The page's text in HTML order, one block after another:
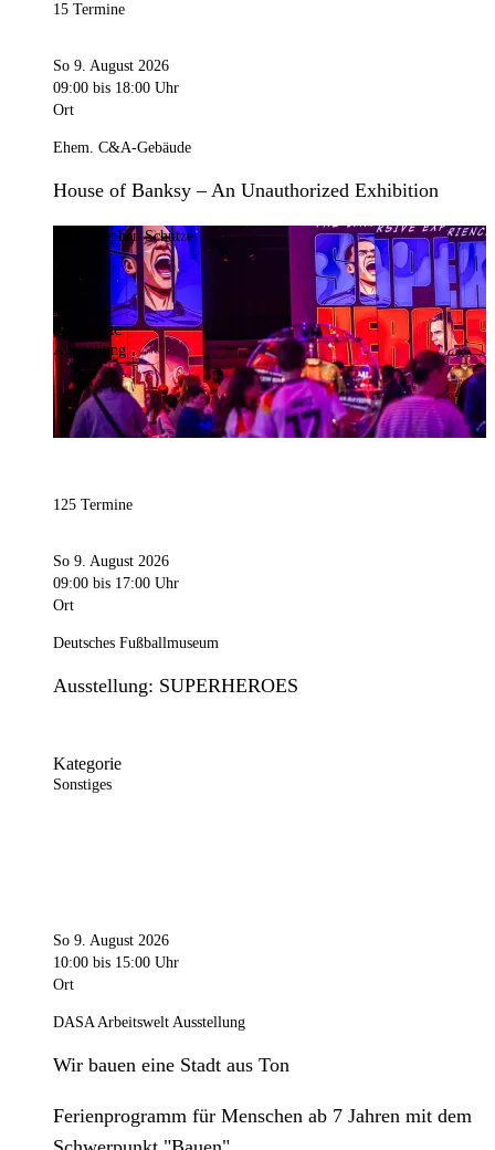
15 Termine
So 9. August 2026
09:00 bis 18:00 Uhr
Ort
Ehem. C&A-Gebäude
House of Banksy – An Unauthorized Exhibition
Stephan Schütze
Kategorie
Ausstellung
125 Termine
So 9. August 2026
09:00 bis 17:00 Uhr
Ort
Deutsches Fußballmuseum
Ausstellung: SUPERHEROES
Kategorie
Sonstiges
So 9. August 2026
10:00 bis 15:00 Uhr
Ort
DASA Arbeitswelt Ausstellung
Wir bauen eine Stadt aus Ton
Ferienprogramm für Menschen ab 7 Jahren mit dem